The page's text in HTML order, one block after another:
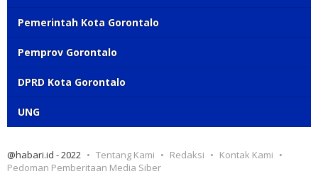
Pemerintah Kota Gorontalo
Pemprov Gorontalo
DPRD Kota Gorontalo
UNG
@habari.id - 2022 Tentang Kami Redaksi
Kontak Kami
Pedoman Pemberitaan Media Siber